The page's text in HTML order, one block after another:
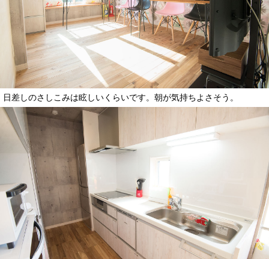
日差しのさしこみは眩しいくらいです。朝が気持ちよさそう。